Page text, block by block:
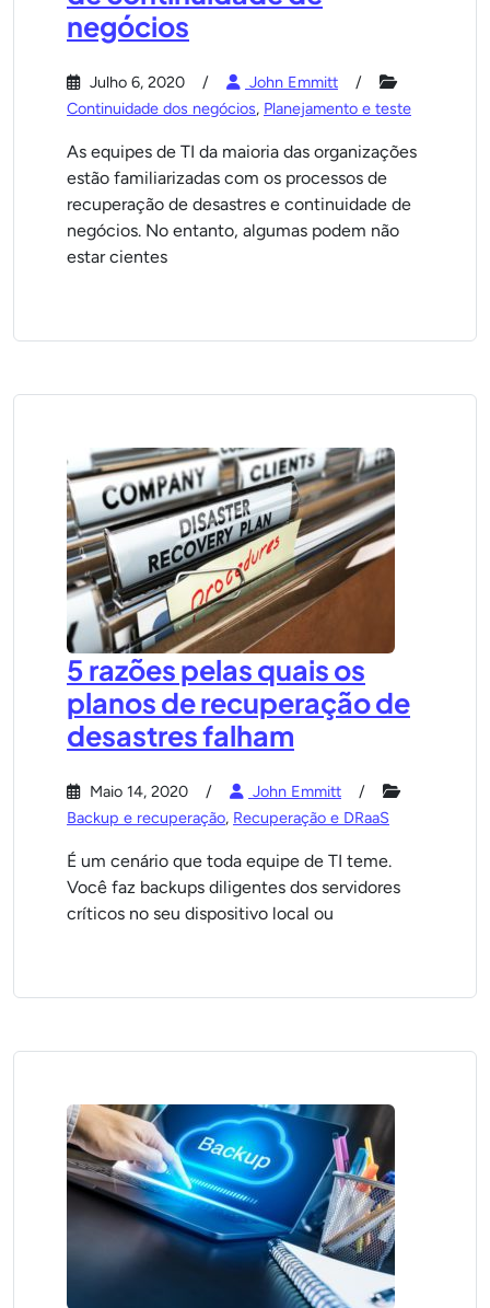
negócios
Julho 6, 2020
John Emmitt
Continuidade dos negócios, Planejamento e teste
As equipes de TI da maioria das organizações
estão familiarizadas com os processos de
recuperação de desastres e continuidade de
negócios. No entanto, algumas podem não
estar cientes
5 razões pelas quais os
planos de recuperação de
desastres falham
Maio 14, 2020
John Emmitt
Backup e recuperação, Recuperação e DRaaS
É um cenário que toda equipe de TI teme.
Você faz backups diligentes dos servidores
críticos no seu dispositivo local ou